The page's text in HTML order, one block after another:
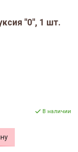
"0", 1 шт.
В наличии